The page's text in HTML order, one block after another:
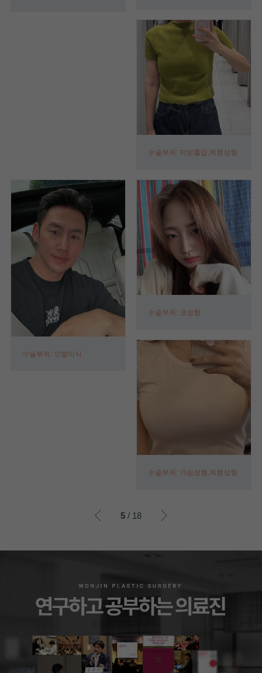
수술부위: 지방흡입,체형성형
수술부위: 모발이식
수술부위: 코성형
수술부위: 가슴성형,체형성형
5 / 18